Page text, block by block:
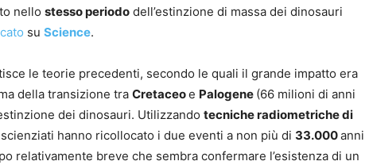
nello stesso periodo dell’estinzione di massa dei dinosauri
su Science.
le teorie precedenti, secondo le quali il grande impatto era
della transizione tra Cretaceoe Palogene (66 milioni di anni
dei dinosauri. Utilizzando tecniche radiometriche di
hanno ricollocato i due eventi a non più di 33.000anni
relativamente breve che sembra confermare l’esistenza di un